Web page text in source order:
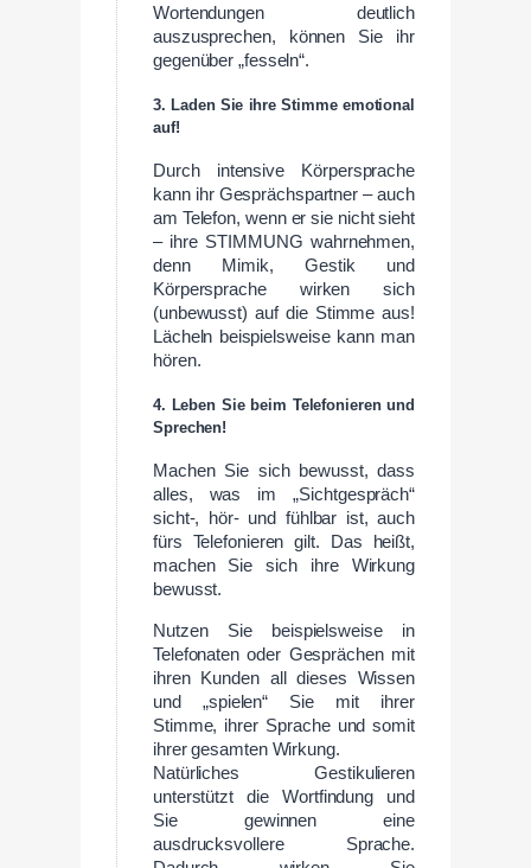
Wortendungen deutlich
auszusprechen, können Sie ihr
gegenüber „fesseln“.
3. Laden Sie ihre Stimme emotional
auf!
Durch intensive Körpersprache
kann ihr Gesprächspartner – auch
am Telefon, wenn er sie nicht sieht
– ihre STIMMUNG wahrnehmen,
denn Mimik, Gestik und
Körpersprache wirken sich
(unbewusst) auf die Stimme aus!
Lächeln beispielsweise kann man
hören.
4. Leben Sie beim Telefonieren und
Sprechen!
Machen Sie sich bewusst, dass
alles, was im „Sichtgespräch“
sicht-, hör- und fühlbar ist, auch
fürs Telefonieren gilt. Das heißt,
machen Sie sich ihre Wirkung
bewusst.
Nutzen Sie beispielsweise in
Telefonaten oder Gesprächen mit
ihren Kunden all dieses Wissen
und „spielen“ Sie mit ihrer
Stimme, ihrer Sprache und somit
ihrer gesamten Wirkung.
Natürliches Gestikulieren
unterstützt die Wortfindung und
Sie gewinnen eine
ausdrucksvollere Sprache.